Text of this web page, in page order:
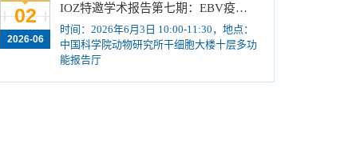
士研究生拟录取结果公示[2025-12-03]
中国科学院动物研究所2025年第一批报废固定
资产处置项目成交结果公告
02
2026-06
IOZ特邀学术报告第七期：EBV疫苗分子基础与研发策略
时间：2026年6月3日 10:00-11:30，地点：
中国科学院动物研究所干细胞大楼十层多功
能报告厅